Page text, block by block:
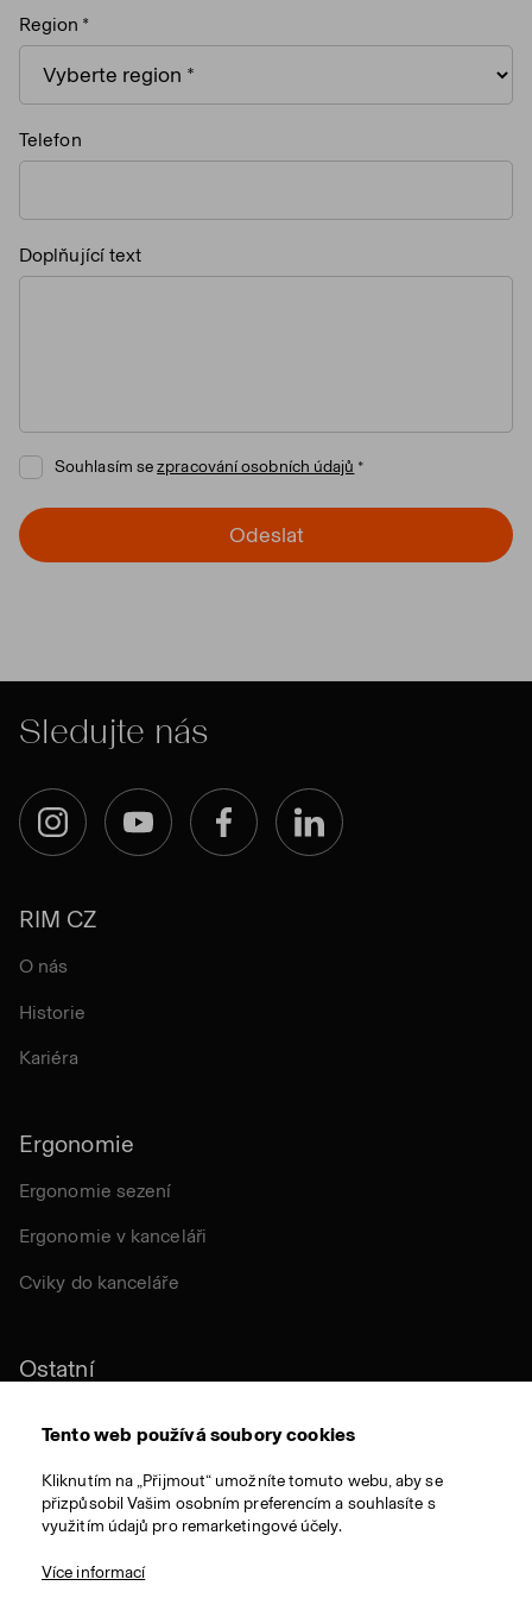
Region
Telefon
Doplňující text
Souhlasím sezpracování osobních údajů
Odeslat
Sledujte nás
InstagramYouTube FacebookLinkedIn
RIM CZ
O nás
Historie
Kariéra
Ergonomie
Ergonomie sezení
Ergonomie v kanceláři
Cviky do kanceláře
Ostatní
Látky a materiály
Tento web používá soubory cookies
Kliknutím na „Přijmout“ umožníte tomuto webu, aby se
přizpůsobil Vašim osobním preferencím a souhlasíte s
využitím údajů pro remarketingové účely.
Více informací